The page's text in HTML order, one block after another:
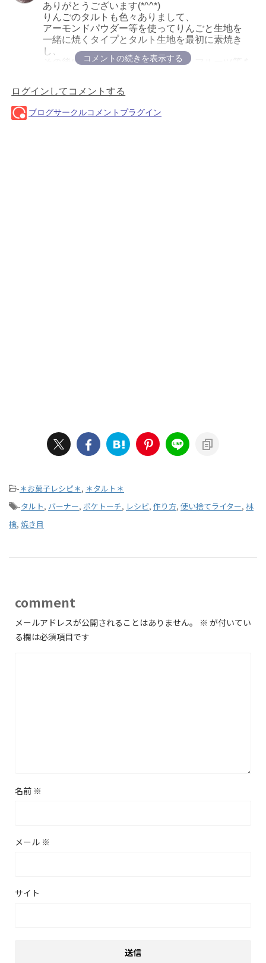
-＊お菓子レシピ＊, ＊タルト＊
-タルト, バーナー, ポケトーチ, レシピ, 作り方, 使い捨てライター, 林
檎, 焼き目
comment
メールアドレスが公開されることはありません。 ※ が付いてい
る欄は必須項目です
名前 ※
メール ※
サイト